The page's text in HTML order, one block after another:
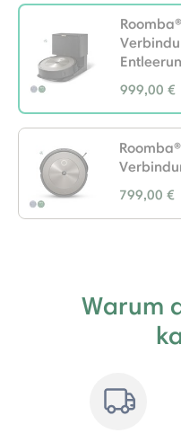
999,00 €
selected
799,00 €
Warum